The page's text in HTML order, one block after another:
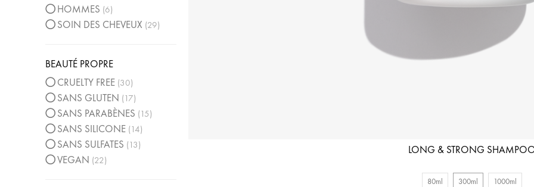
HOMMES 6
SOIN DES CHEVEUX 29
BEAUTÉ PROPRE
CRUELTY FREE 30
SANS GLUTEN 17
SANS PARABÈNES 15
SANS SILICONE 14
SANS SULFATES 13
VEGAN 22
LONG & STRONG
80ml 300ml 1000ml